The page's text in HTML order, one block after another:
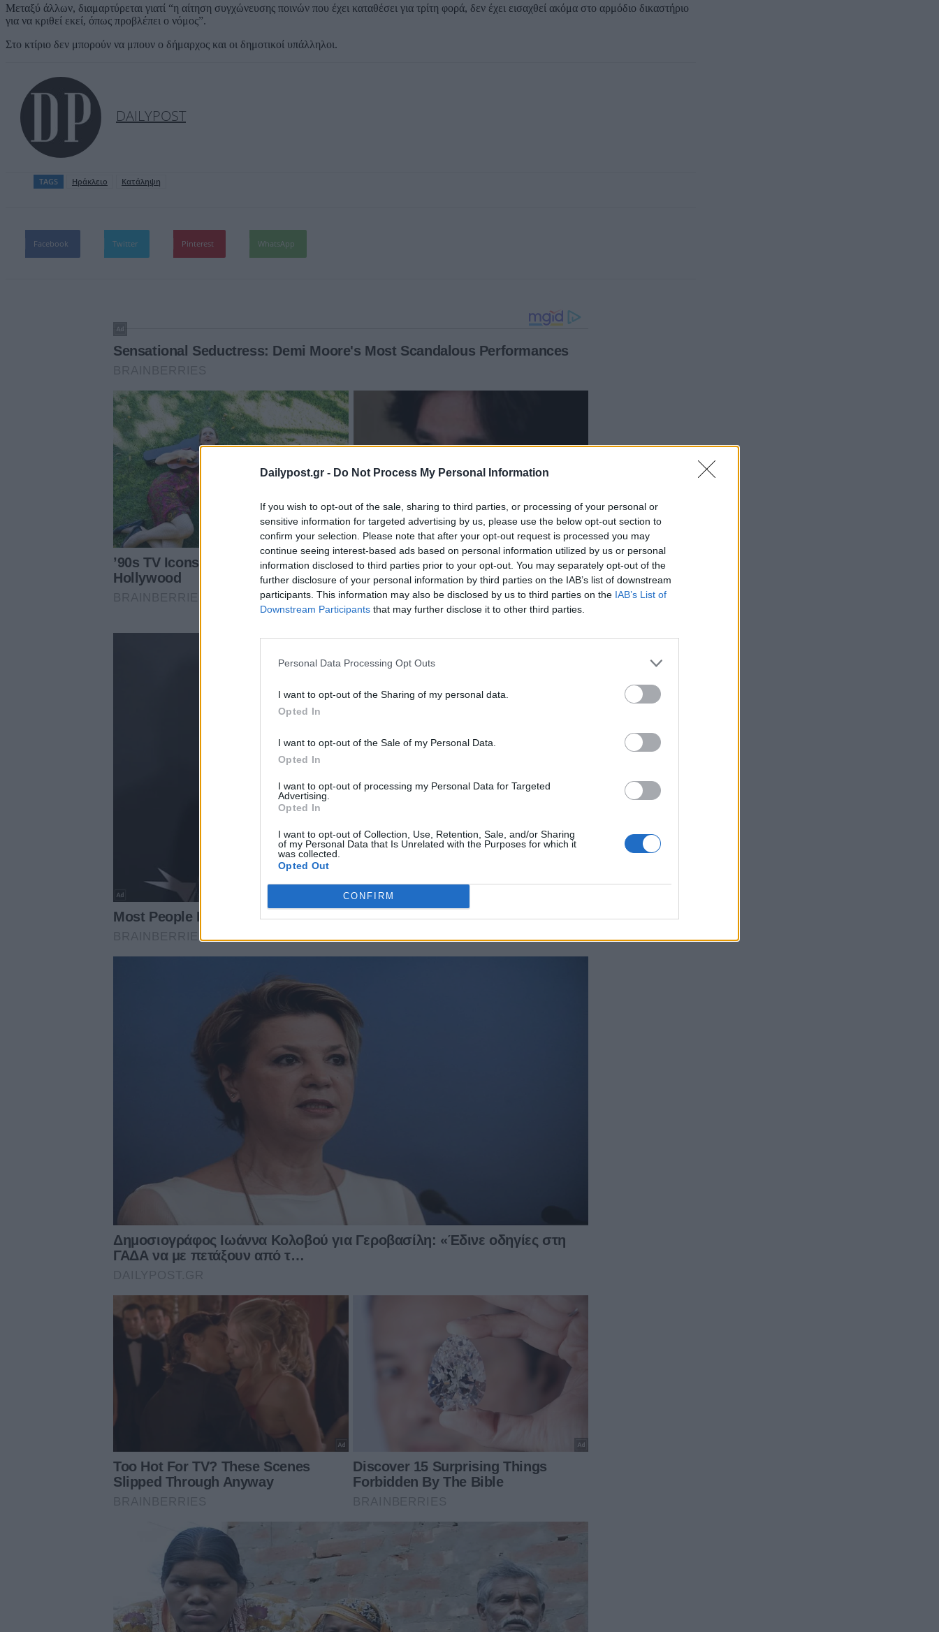
Dailypost.gr - Do Not Process My Personal Information
If you wish to opt-out of the sale, sharing to third parties, or processing of your personal or
sensitive information for targeted advertising by us, please use the below opt-out section to
confirm your selection. Please note that after your opt-out request is processed you may
continue seeing interest-based ads based on personal information utilized by us or personal
information disclosed to third parties prior to your opt-out. You may separately opt-out of the
further disclosure of your personal information by third parties on the IAB’s list of downstream
participants. This information may also be disclosed by us to third parties on the IAB’s List of
Downstream Participants that may further disclose it to other third parties.
Personal Data Processing Opt Outs
I want to opt-out of the Sharing of my personal data.
Opted In
I want to opt-out of the Sale of my Personal Data.
Opted In
I want to opt-out of processing my Personal Data for Targeted
Advertising.
Opted In
I want to opt-out of Collection, Use, Retention, Sale, and/or Sharing
of my Personal Data that Is Unrelated with the Purposes for which it
was collected.
Opted Out
CONFIRM
Μεταξύ άλλων, διαμαρτύρεται γιατί “η αίτηση συγχώνευσης ποινών που έχει καταθέσει για τρίτη φορά, δεν έχει εισαχθεί ακόμα στο αρμόδιο δικαστήριο
για να κριθεί εκεί, όπως προβλέπει ο νόμος”.
Στο κτίριο δεν μπορούν να μπουν ο δήμαρχος και οι δημοτικοί υπάλληλοι.
DAILYPOST
TAGS Ηράκλειο Κατάληψη
Facebook Twitter Pinterest WhatsApp